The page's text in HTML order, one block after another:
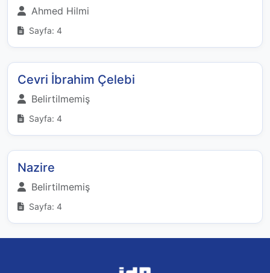
Ahmed Hilmi
Sayfa: 4
Cevri İbrahim Çelebi
Belirtilmemiş
Sayfa: 4
Nazire
Belirtilmemiş
Sayfa: 4